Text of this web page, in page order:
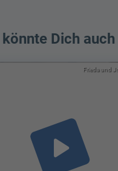
könnte Dich
Frieda und
play_arrow